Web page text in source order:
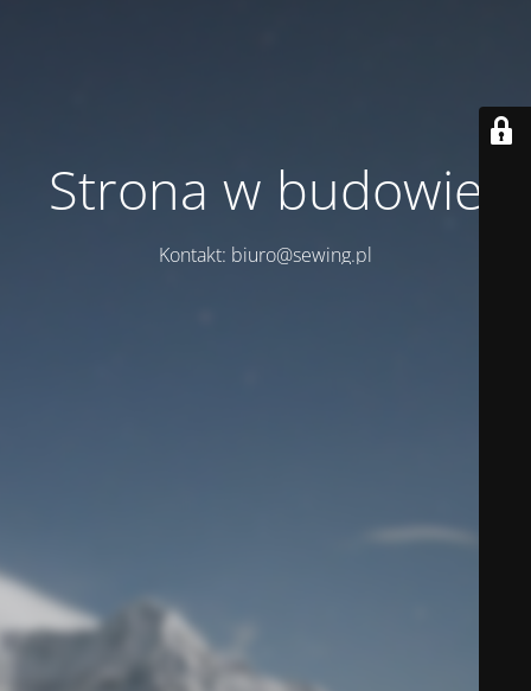
Strona w budowie
Kontakt: biuro@sewing.pl